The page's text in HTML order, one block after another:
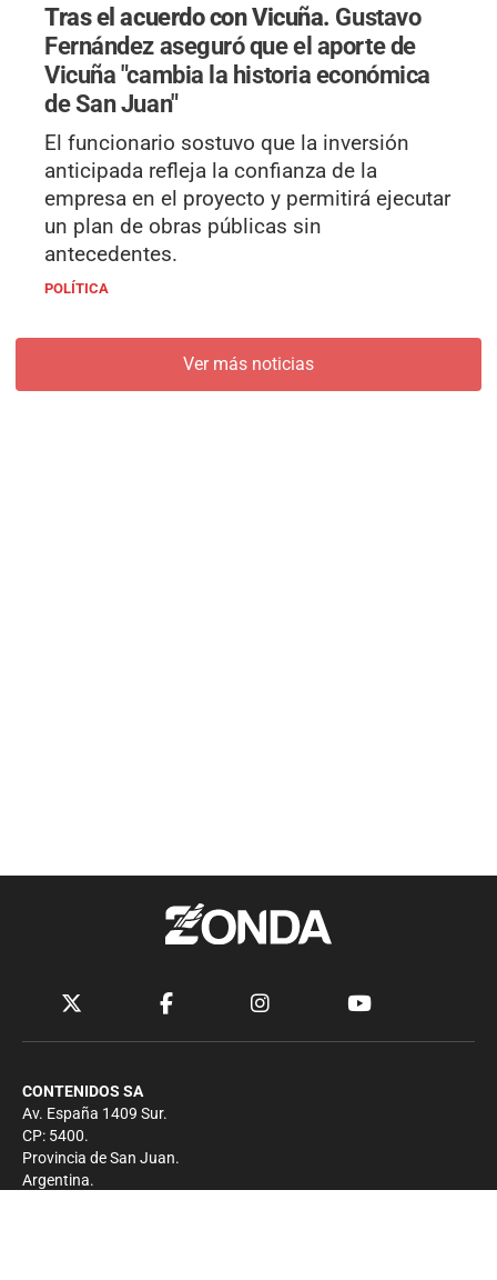
Tras el acuerdo con Vicuña. Gustavo
Fernández aseguró que el aporte de
Vicuña "cambia la historia económica
de San Juan"
El funcionario sostuvo que la inversión
anticipada refleja la confianza de la
empresa en el proyecto y permitirá ejecutar
un plan de obras públicas sin
antecedentes.
POLÍTICA
Ver más noticias
CONTENIDOS SA
Av. España 1409 Sur.
CP: 5400.
Provincia de San Juan.
Argentina.